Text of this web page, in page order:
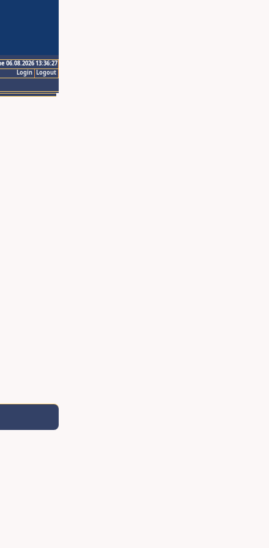
06.08.2026 13:36:27
Logout
Login